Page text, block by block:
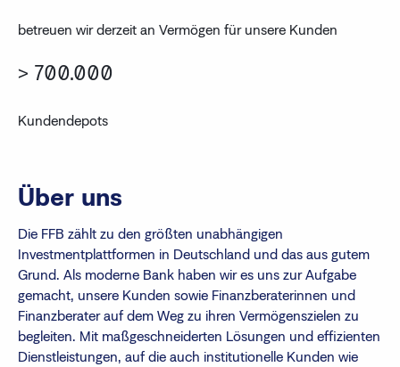
Karriere
Kontakt
betreuen wir derzeit an Vermögen für unsere Kunden
> 700.000
Kundendepots
Über uns
Die FFB zählt zu den größten unabhängigen
Investmentplattformen in Deutschland und das aus gutem
Grund. Als moderne Bank haben wir es uns zur Aufgabe
gemacht, unsere Kunden sowie Finanzberaterinnen und
Finanzberater auf dem Weg zu ihren Vermögenszielen zu
begleiten. Mit maßgeschneiderten Lösungen und effizienten
Dienstleistungen, auf die auch institutionelle Kunden wie